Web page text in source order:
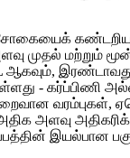
முதல் மற்றும்
ஆகவும்,
- கர்ப்பிணி
வரம்புகள்,
அளவு
இயல்பான